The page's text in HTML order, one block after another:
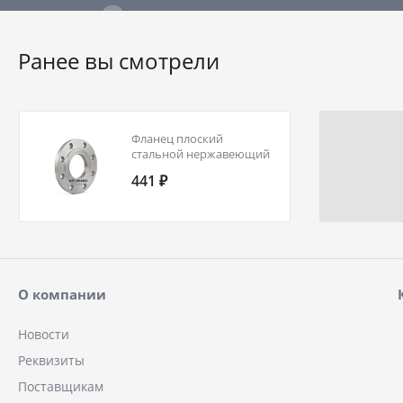
Ранее вы смотрели
Фланец плоский
стальной нержавеющий
ГОСТ 12820-80 Ду 25 Ру
441 ₽
О компании
Новости
Реквизиты
Поставщикам